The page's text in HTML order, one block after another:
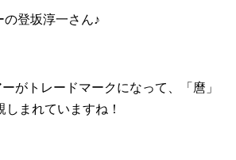
登坂淳一さん♪
がトレードマークになって、「麿」
まれていますね！